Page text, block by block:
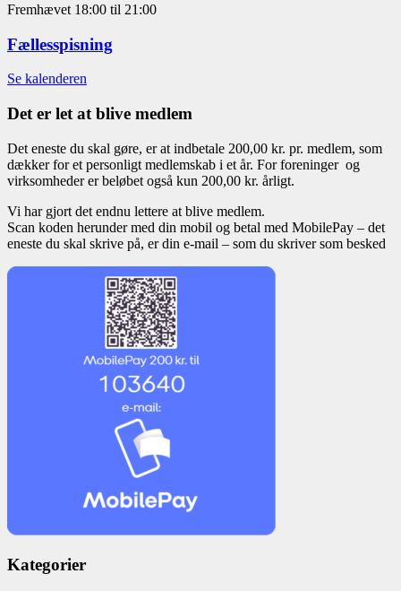
Fremhævet 18:00 til 21:00
Fællesspisning
Se kalenderen
Det er let at blive medlem
Det eneste du skal gøre, er at indbetale 200,00 kr. pr. medlem, som
dækker for et personligt medlemskab i et år. For foreninger og
virksomheder er beløbet også kun 200,00 kr. årligt.
Vi har gjort det endnu lettere at blive medlem.
Scan koden herunder med din mobil og betal med MobilePay – det
eneste du skal skrive på, er din e-mail – som du skriver som besked
Kategorier